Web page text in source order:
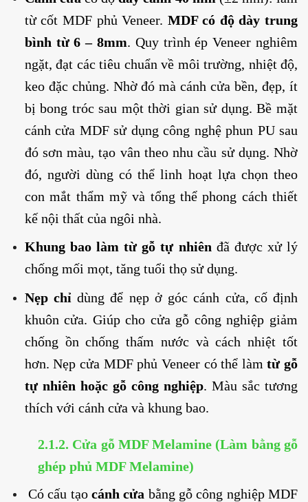
từ cốt MDF phủ Veneer. MDF có độ dày trung
bình từ 6 – 8mm. Quy trình ép Veneer nghiêm
ngặt, đạt các tiêu chuẩn về môi trường, nhiệt độ,
keo đặc chủng. Nhờ đó mà cánh cửa bền, đẹp, ít
bị bong tróc sau một thời gian sử dụng. Bề mặt
cánh cửa MDF sử dụng công nghệ phun PU sau
đó sơn màu, tạo vân theo nhu cầu sử dụng. Nhờ
đó, người dùng có thể linh hoạt lựa chọn theo
con mắt thẩm mỹ và tổng thể phong cách thiết
kế nội thất của ngôi nhà.
Khung bao làm từ gỗ tự nhiên đã được xử lý
chống mối mọt, tăng tuổi thọ sử dụng.
Nẹp chỉ dùng để nẹp ở góc cánh cửa, cố định
khuôn cửa. Giúp cho cửa gỗ công nghiệp giảm
chống ồn chống thấm nước và cách nhiệt tốt
hơn. Nẹp cửa MDF phủ Veneer có thể làmtừ gỗ
tự nhiên hoặc gỗ công nghiệp. Màu sắc tương
thích với cánh cửa và khung bao.
2.1.2. Cửa gỗ MDF Melamine (Làm bằng gỗ
ghép phủ MDF Melamine)
Có cấu tạocánh cửa bằng gỗ công nghiệp MDF